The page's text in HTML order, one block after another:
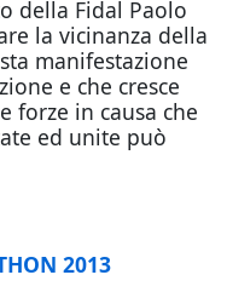
della Fidal Paolo
la vicinanza della
manifestazione
e che cresce
forze in causa che
ed unite può
2013